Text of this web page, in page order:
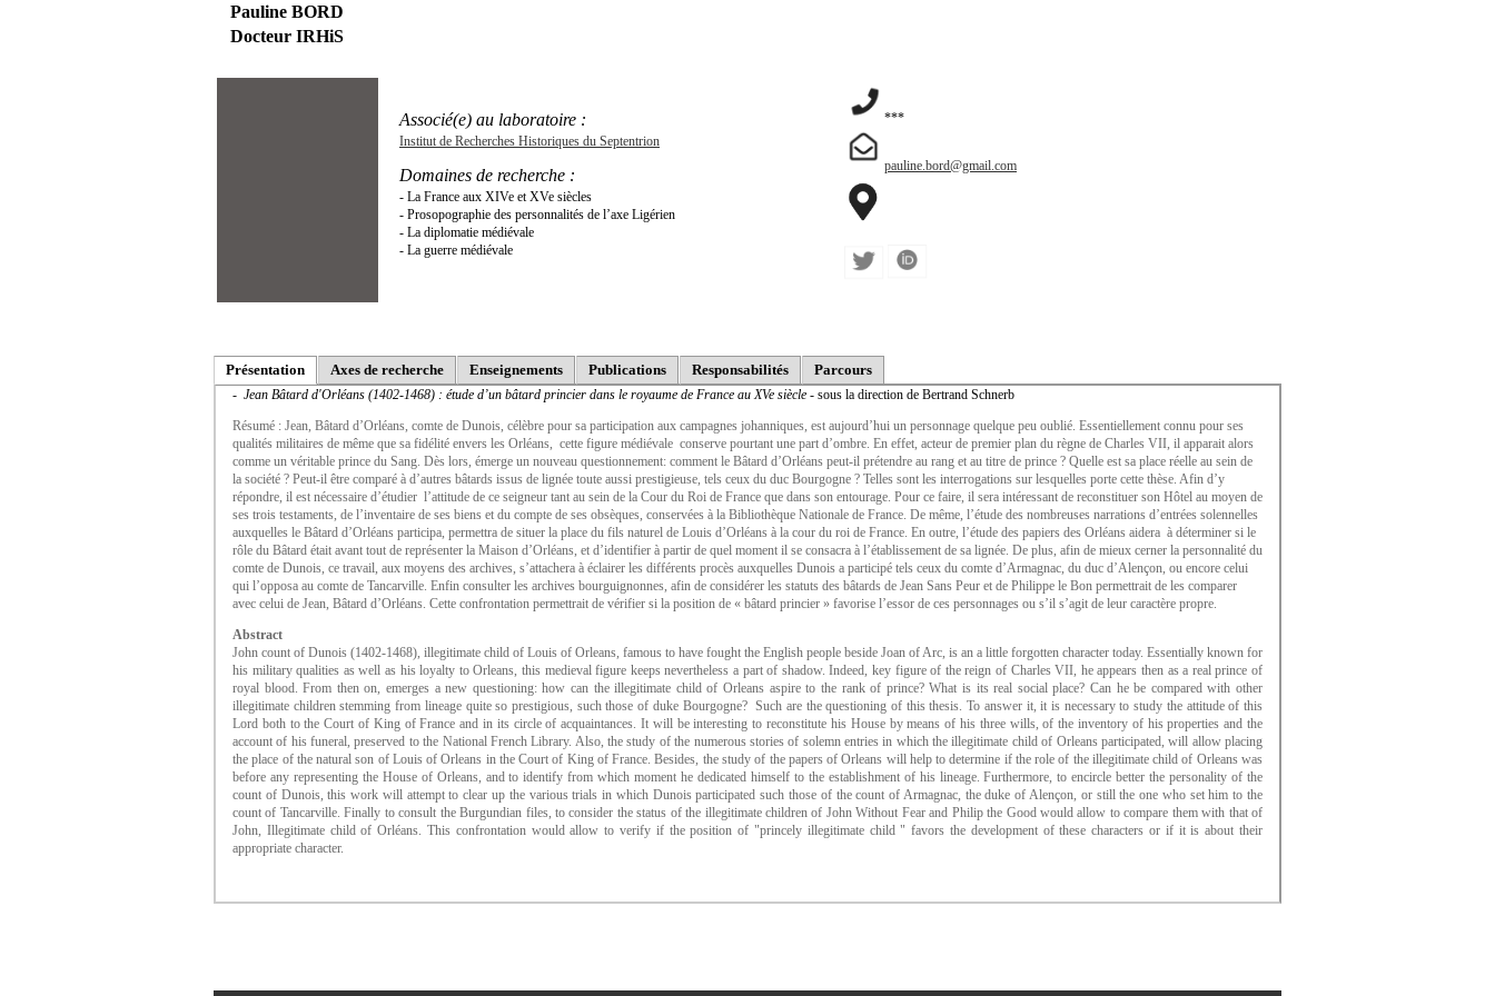
Pauline BORD
Docteur IRHiS
Associé(e) au laboratoire :
Institut de Recherches Historiques du Septentrion
Domaines de recherche :
- La France aux XIVe et XVe siècles
- Prosopographie des personnalités de l’axe Ligérien
- La diplomatie médiévale
- La guerre médiévale
***
pauline.bord@gmail.com
Présentation Axes de recherche Enseignements Publications Responsabilités Parcours
- Jean Bâtard d'Orléans (1402-1468) : étude d’un bâtard princier dans le royaume de France au XVe siècle - sous la direction de Bertrand Schnerb
Résumé : Jean, Bâtard d’Orléans, comte de Dunois, célèbre pour sa participation aux campagnes johanniques, est aujourd’hui un personnage quelque peu oublié. Essentiellement connu pour ses
qualités militaires de même que sa fidélité envers les Orléans, cette figure médiévale conserve pourtant une part d’ombre. En effet, acteur de premier plan du règne de Charles VII, il apparait alors
comme un véritable prince du Sang. Dès lors, émerge un nouveau questionnement: comment le Bâtard d’Orléans peut-il prétendre au rang et au titre de prince ? Quelle est sa place réelle au sein de
la société ? Peut-il être comparé à d’autres bâtards issus de lignée toute aussi prestigieuse, tels ceux du duc Bourgogne ? Telles sont les interrogations sur lesquelles porte cette thèse. Afin d’y
répondre, il est nécessaire d’étudier l’attitude de ce seigneur tant au sein de la Cour du Roi de France que dans son entourage. Pour ce faire, il sera intéressant de reconstituer son Hôtel au moyen de
ses trois testaments, de l’inventaire de ses biens et du compte de ses obsèques, conservées à la Bibliothèque Nationale de France. De même, l’étude des nombreuses narrations d’entrées solennelles
auxquelles le Bâtard d’Orléans participa, permettra de situer la place du fils naturel de Louis d’Orléans à la cour du roi de France. En outre, l’étude des papiers des Orléans aidera à déterminer si le
rôle du Bâtard était avant tout de représenter la Maison d’Orléans, et d’identifier à partir de quel moment il se consacra à l’établissement de sa lignée. De plus, afin de mieux cerner la personnalité du
comte de Dunois, ce travail, aux moyens des archives, s’attachera à éclairer les différents procès auxquelles Dunois a participé tels ceux du comte d’Armagnac, du duc d’Alençon, ou encore celui
qui l’opposa au comte de Tancarville. Enfin consulter les archives bourguignonnes, afin de considérer les statuts des bâtards de Jean Sans Peur et de Philippe le Bon permettrait de les comparer
avec celui de Jean, Bâtard d’Orléans. Cette confrontation permettrait de vérifier si la position de « bâtard princier » favorise l’essor de ces personnages ou s’il s’agit de leur caractère propre.
Abstract
John count of Dunois (1402-1468), illegitimate child of Louis of Orleans, famous to have fought the English people beside Joan of Arc, is an a little forgotten character today. Essentially known for
his military qualities as well as his loyalty to Orleans, this medieval figure keeps nevertheless a part of shadow. Indeed, key figure of the reign of Charles VII, he appears then as a real prince of
royal blood. From then on, emerges a new questioning: how can the illegitimate child of Orleans aspire to the rank of prince? What is its real social place? Can he be compared with other
illegitimate children stemming from lineage quite so prestigious, such those of duke Bourgogne? Such are the questioning of this thesis. To answer it, it is necessary to study the attitude of this
Lord both to the Court of King of France and in its circle of acquaintances. It will be interesting to reconstitute his House by means of his three wills, of the inventory of his properties and the
account of his funeral, preserved to the National French Library. Also, the study of the numerous stories of solemn entries in which the illegitimate child of Orleans participated, will allow placing
the place of the natural son of Louis of Orleans in the Court of King of France. Besides, the study of the papers of Orleans will help to determine if the role of the illegitimate child of Orleans was
before any representing the House of Orleans, and to identify from which moment he dedicated himself to the establishment of his lineage. Furthermore, to encircle better the personality of the
count of Dunois, this work will attempt to clear up the various trials in which Dunois participated such those of the count of Armagnac, the duke of Alençon, or still the one who set him to the
count of Tancarville. Finally to consult the Burgundian files, to consider the status of the illegitimate children of John Without Fear and Philip the Good would allow to compare them with that of
John, Illegitimate child of Orléans. This confrontation would allow to verify if the position of "princely illegitimate child " favors the development of these characters or if it is about their
appropriate character.